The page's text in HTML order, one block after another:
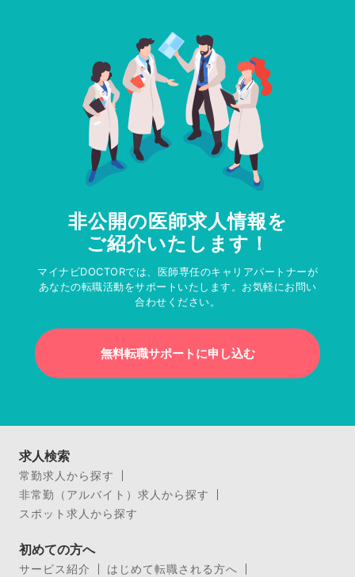
非公開の医師求人情報を
ご紹介いたします！
マイナビDOCTORでは、医師専任のキャリアパートナーが
あなたの転職活動をサポートいたします。お気軽にお問い
合わせください。
無料転職サポートに申し込む
求人検索
常勤求人から探す
非常勤（アルバイト）求人から探す
スポット求人から探す
初めての方へ
サービス紹介
はじめて転職される方へ